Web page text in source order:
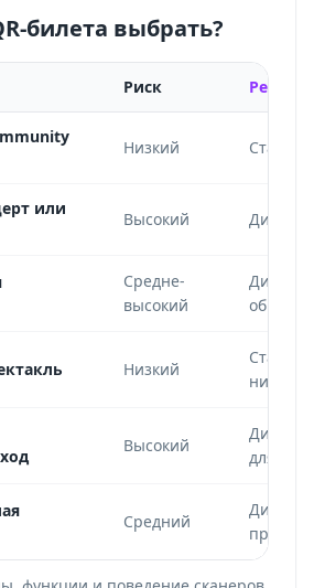
билета выбрать?
Риск
Низкий
или
Высокий
Средне-
высокий
Низкий
низким
Высокий
для
Средний